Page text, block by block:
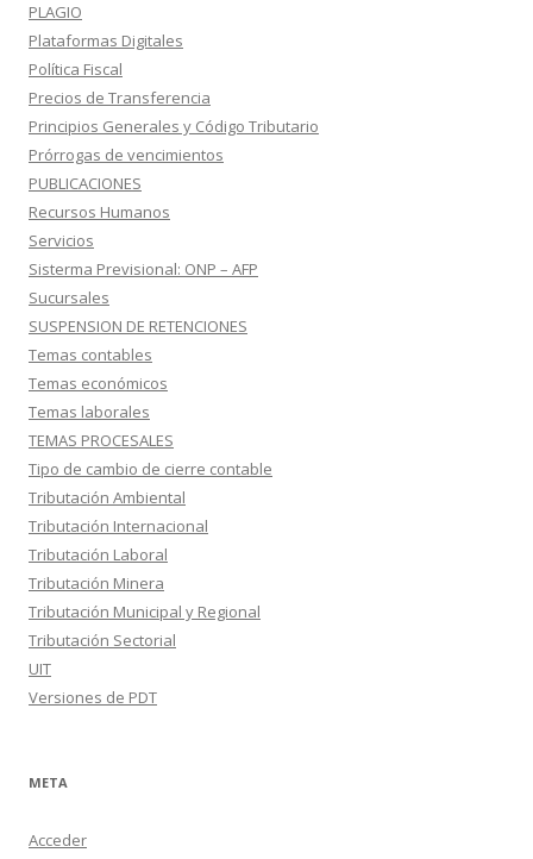
PLAGIO
Plataformas Digitales
Política Fiscal
Precios de Transferencia
Principios Generales y Código Tributario
Prórrogas de vencimientos
PUBLICACIONES
Recursos Humanos
Servicios
Sisterma Previsional: ONP – AFP
Sucursales
SUSPENSION DE RETENCIONES
Temas contables
Temas económicos
Temas laborales
TEMAS PROCESALES
Tipo de cambio de cierre contable
Tributación Ambiental
Tributación Internacional
Tributación Laboral
Tributación Minera
Tributación Municipal y Regional
Tributación Sectorial
UIT
Versiones de PDT
META
Acceder